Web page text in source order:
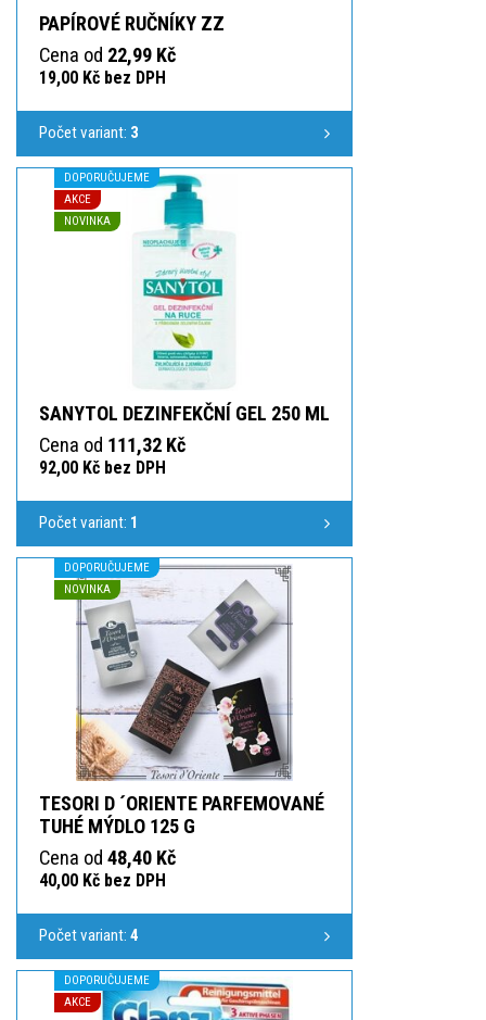
PAPÍROVÉ RUČNÍKY ZZ
Cena od 22,99 Kč
19,00 Kč bez DPH
Počet variant: 3
DOPORUČUJEME
AKCE
NOVINKA
SANYTOL DEZINFEKČNÍ GEL 250 ML
Cena od 111,32 Kč
92,00 Kč bez DPH
Počet variant: 1
DOPORUČUJEME
NOVINKA
TESORI D ´ORIENTE PARFEMOVANÉ
TUHÉ MÝDLO 125 G
Cena od 48,40 Kč
40,00 Kč bez DPH
Počet variant: 4
DOPORUČUJEME
AKCE